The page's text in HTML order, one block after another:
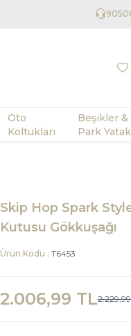
Oto
Koltukları
Beşikler &
Park
Skip Hop Spark
Kutusu Gökkuşağı
Ürün Kodu : T6453
2.229,99
2.006,99 TL